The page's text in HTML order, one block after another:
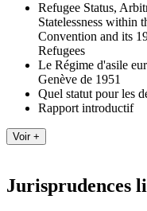
Refugee Status,
Statelessness within
Convention and its
Refugees
Le Régime d'asile
Genève de 1951
Quel statut pour les
Rapport introductif
Jurisprudences